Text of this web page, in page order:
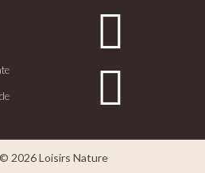
2026 Loisirs Nature